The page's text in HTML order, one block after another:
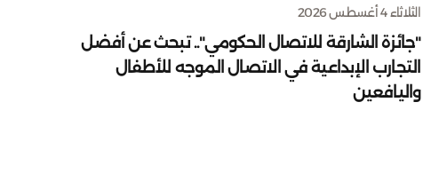
الثلاثاء 4 أغسطس 2026
"جائزة الشارقة للاتصال الحكومي".. تبحث عن أفضل
التجارب الإبداعية في الاتصال الموجه للأطفال
واليافعين